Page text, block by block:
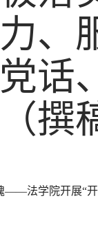
、
话
撰
——法学院开展“